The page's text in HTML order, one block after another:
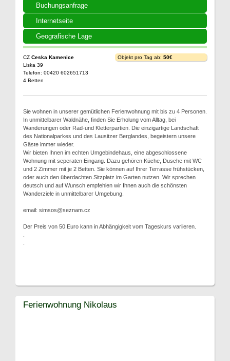
Buchungsanfrage
Internetseite
Geografische Lage
CZ Ceska Kamenice
Liska 39
Telefon: 00420 602651713
4 Betten
Objekt pro Tag ab: 50€
Sie wohnen in unserer gemütlichen Ferienwohnung mit bis zu 4 Personen.
In unmittelbarer Waldnähe, finden Sie Erholung vom Alltag, bei
Wanderungen oder Rad-und Kletterpartien. Die einzigartige Landschaft
des Nationalparkes und des Lausitzer Berglandes, begeistern unsere
Gäste immer wieder.
Wir bieten Ihnen im echten Umgebindehaus, eine abgeschlossene
Wohnung mit seperaten Eingang. Dazu gehören Küche, Dusche mit WC
und 2 Zimmer mit je 2 Betten. Sie können auf Ihrer Terrasse frühstücken,
oder auch den überdachten Sitzplatz im Garten nutzen. Wir sprechen
deutsch und auf Wunsch empfehlen wir Ihnen auch die schönsten
Wanderziele in unmittelbarer Umgebung.
email: simsos@seznam.cz
Der Preis von 50 Euro kann in Abhängigkeit vom Tageskurs variieren.
Ferienwohnung Nikolaus